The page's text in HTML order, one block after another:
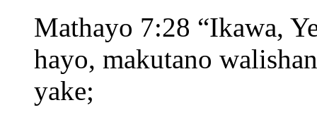
Mathayo 7:28 “Ikawa,
hayo, makutano
yake;